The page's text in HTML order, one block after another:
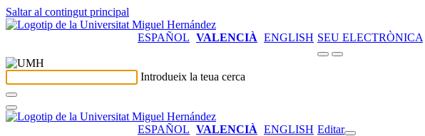
Saltar al contingut principal
ESPAÑOL VALENCIÀ ENGLISH SEU ELECTRÒNICA
Introdueix la teua cerca
ESPAÑOL VALENCIÀ ENGLISH Editar